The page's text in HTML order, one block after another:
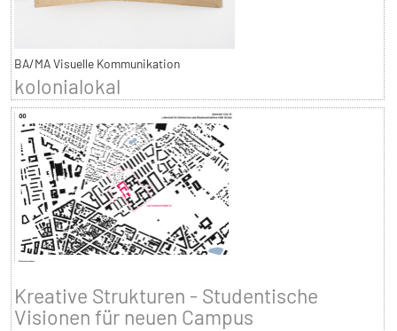
BA/MA Visuelle Kommunikation
kolonialokal
Kreative Strukturen - Studentische
Visionen für neuen Campus